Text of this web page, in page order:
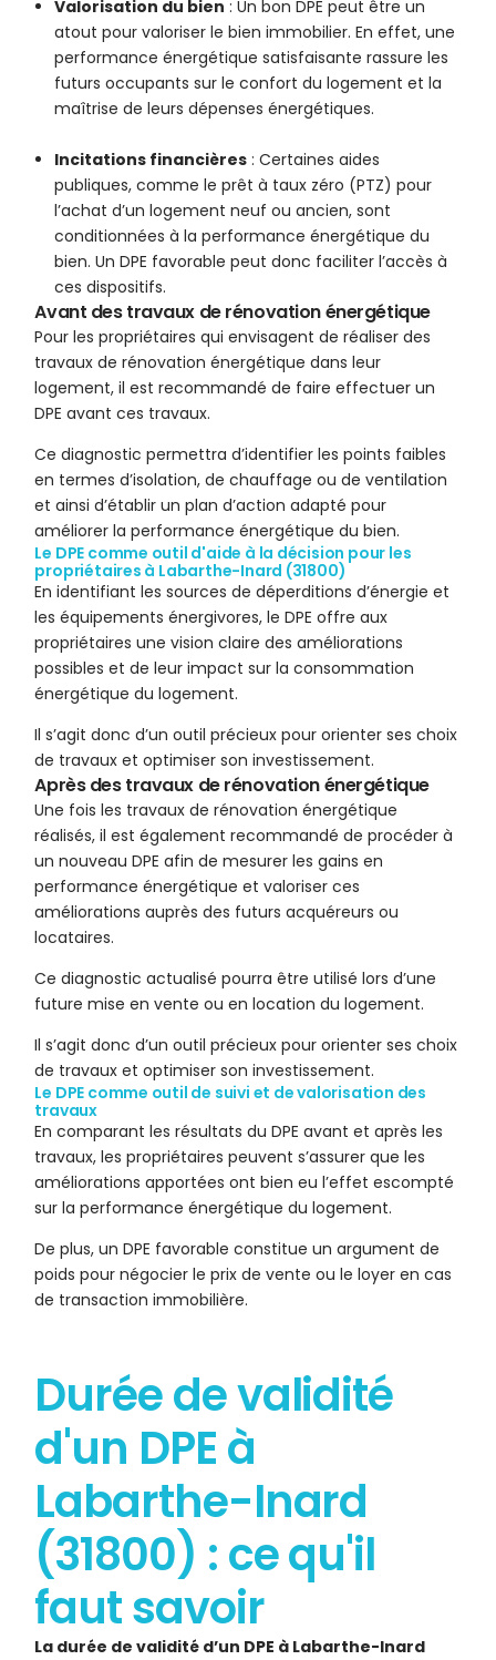
Valorisation du bien : Un bon DPE peut être un
atout pour valoriser le bien immobilier. En effet, une
performance énergétique satisfaisante rassure les
futurs occupants sur le confort du logement et la
maîtrise de leurs dépenses énergétiques.
Incitations financières : Certaines aides
publiques, comme le prêt à taux zéro (PTZ) pour
l’achat d’un logement neuf ou ancien, sont
conditionnées à la performance énergétique du
bien. Un DPE favorable peut donc faciliter l’accès à
ces dispositifs.
Avant des travaux de rénovation énergétique
Pour les propriétaires qui envisagent de réaliser des
travaux de rénovation énergétique dans leur
logement, il est recommandé de faire effectuer un
DPE avant ces travaux.
Ce diagnostic permettra d’identifier les points faibles
en termes d’isolation, de chauffage ou de ventilation
et ainsi d’établir un plan d’action adapté pour
améliorer la performance énergétique du bien.
Le DPE comme outil d'aide à la décision pour les
propriétaires à Labarthe-Inard (31800)
En identifiant les sources de déperditions d’énergie et
les équipements énergivores, le DPE offre aux
propriétaires une vision claire des améliorations
possibles et de leur impact sur la consommation
énergétique du logement.
Il s’agit donc d’un outil précieux pour orienter ses choix
de travaux et optimiser son investissement.
Après des travaux de rénovation énergétique
Une fois les travaux de rénovation énergétique
réalisés, il est également recommandé de procéder à
un nouveau DPE afin de mesurer les gains en
performance énergétique et valoriser ces
améliorations auprès des futurs acquéreurs ou
locataires.
Ce diagnostic actualisé pourra être utilisé lors d’une
future mise en vente ou en location du logement.
Il s’agit donc d’un outil précieux pour orienter ses choix
de travaux et optimiser son investissement.
Le DPE comme outil de suivi et de valorisation des
travaux
En comparant les résultats du DPE avant et après les
travaux, les propriétaires peuvent s’assurer que les
améliorations apportées ont bien eu l’effet escompté
sur la performance énergétique du logement.
De plus, un DPE favorable constitue un argument de
poids pour négocier le prix de vente ou le loyer en cas
de transaction immobilière.
Durée de validité
d'un DPE à
Labarthe-Inard
(31800) : ce qu'il
faut savoir
La durée de validité d’un DPE à Labarthe-Inard